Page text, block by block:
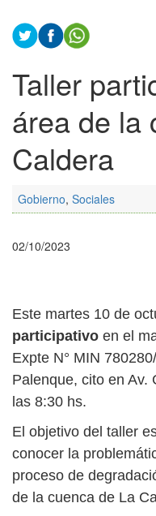
Taller
área de la
Caldera
Gobierno, Sociales
02/10/2023
Este martes 10 de
participativo en el
Expte N° MIN
Palenque, cito en Av.
las 8:30 hs.
El objetivo del taller
conocer la
proceso de
de la cuenca de La